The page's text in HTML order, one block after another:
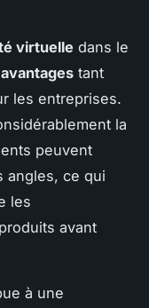
virtuelle dans le
avantages tant
les entreprises.
la
peuvent
angles, ce qui
les
avant
à une